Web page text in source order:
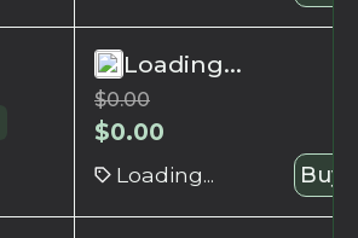
Loading...
$0.00
$0.00
Loading... Buy